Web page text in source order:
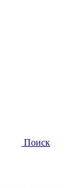
Поиск